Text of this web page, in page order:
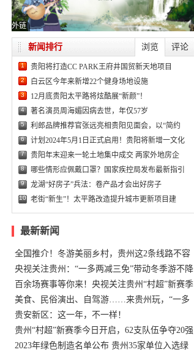
外链
浏览 评论
新闻排行
1 贵阳将打造CC PARK王府井国贸新天地项目
2 白云区今年来新增22个健身场地设施
3 12月底贵阳太平路将炫酷展“新颜”！
4 著名演员周海媚因病去世，年仅57岁
5 利郎品牌推荐官张远亮相贵阳见面会，以“简约
6 计划2024年5月1日正式启用！贵阳将新增一文化
7 贵阳年末迎来一轮土地集中成交 两家外地房企
8 哪些情形应佩戴口罩？国家疾控局发布最新指引
9 龙湖“好房子”兵法：卷产品才会出好房子
10 老街“新生”！太平路改造提升城市更新项目建
最新新闻
全国推介！冬游美丽乡村，贵州这2条线路不容
错过
央视关注贵州：“一多两减三免”带动冬季游不降
温
百余场赛事等你来！央视关注贵州“村超”新赛季
正式“打响”
美食、民俗演出、自驾游……来贵州玩，“一多
两减三免”！
贵安新区：这一年，不一样！
贵州“村超”新赛季今日开启，62支队伍争夺20强
名额
2023年绿色制造名单公布 贵州35家单位入选绿